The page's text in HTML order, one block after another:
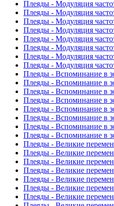
Плеяды - Модуляция
Плеяды - Модуляция
Плеяды - Модуляция
Плеяды - Модуляция
Плеяды - Модуляция
Плеяды - Модуляция
Плеяды - Модуляция
Плеяды - Модуляция
Плеяды - Вспоминание в
Плеяды - Вспоминание в
Плеяды - Вспоминание в
Плеяды - Вспоминание в
Плеяды - Вспоминание в
Плеяды - Вспоминание в
Плеяды - Вспоминание в
Плеяды - Вспоминание в
Плеяды - Великие
Плеяды - Великие
Плеяды - Великие
Плеяды - Великие
Плеяды - Великие
Плеяды - Великие
Плеяды - Великие